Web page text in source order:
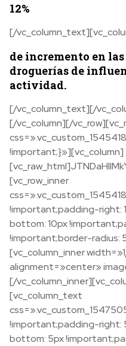
12%
[/
de incremento en
droguerías de
actividad.
[/vc_column_text][/
[/vc_column][/
!important;}»][vc_column]
[vc_row_inner
!important;padding-right:
bottom: 10px
!important;border-radius:
[vc_column_inner
alignment=»center»
[/
[vc_column_text
!important;padding-right:
bottom: 5px